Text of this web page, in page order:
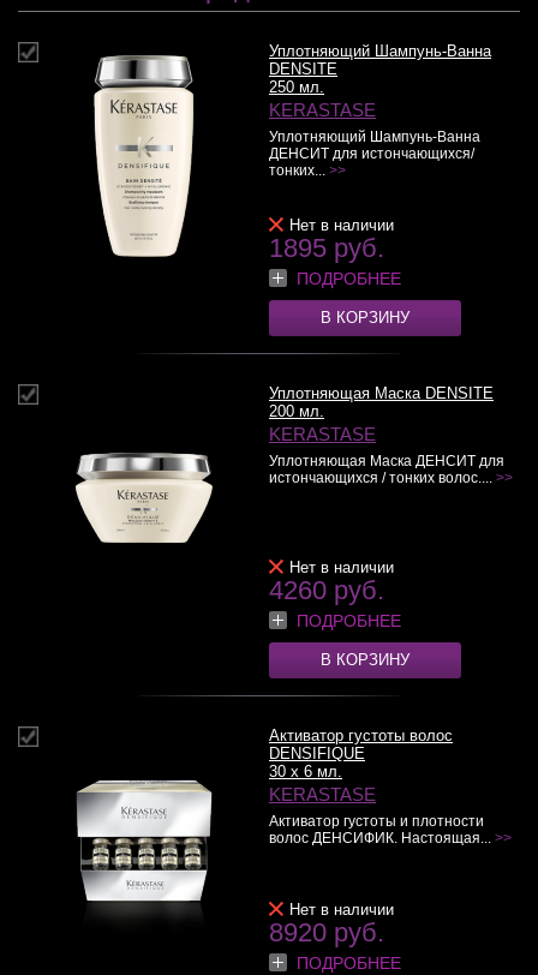
Уплотняющий Шампунь-Ванна
DENSITE
250 мл.
KERASTASE
Уплотняющий Шампунь-Ванна
ДЕНСИТ для истончающихся/
тонких... >>
Нет в наличии
1895 руб.
ПОДРОБНЕЕ
В КОРЗИНУ
Уплотняющая Маска DENSITE
200 мл.
KERASTASE
Уплотняющая Маска ДЕНСИТ для
истончающихся / тонких волос.... >>
Нет в наличии
4260 руб.
ПОДРОБНЕЕ
В КОРЗИНУ
Активатор густоты волос
DENSIFIQUE
30 x 6 мл.
KERASTASE
Активатор густоты и плотности
волос ДЕНСИФИК. Настоящая... >>
Нет в наличии
8920 руб.
ПОДРОБНЕЕ